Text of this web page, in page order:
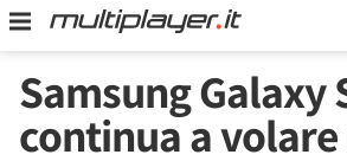
Samsung Galaxy
continua a